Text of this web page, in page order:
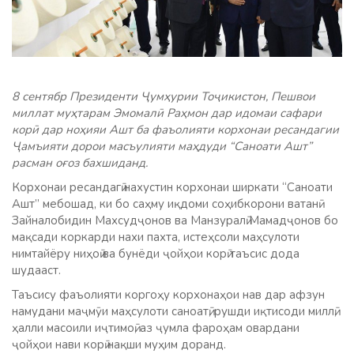
8 сентябр Президенти Ҷумҳурии Тоҷикистон, Пешвои
миллат муҳтарам Эмомалӣ Раҳмон дар идомаи сафари
корӣ дар ноҳияи Ашт ба фаъолияти корхонаи ресандагии
Ҷамъияти дорои масъулияти маҳдуди “Саноати Ашт”
расман оғоз бахшиданд.
Корхонаи ресандагӣ нахустин корхонаи ширкати “Саноати
Ашт” мебошад, ки бо саҳму иқдоми соҳибкорони ватанӣ
Зайналобидин Махсудҷонов ва Манзуралӣ Мамадҷонов бо
мақсади коркарди нахи пахта, истеҳсоли маҳсулоти
нимтайёру ниҳоӣ ва бунёди ҷойҳои корӣ таъсис дода
шудааст.
Таъсису фаъолияти коргоҳу корхонаҳои нав дар афзун
намудани маҷмӯи маҳсулоти саноатӣ, рушди иқтисоди миллӣ,
ҳалли масоили иҷтимоӣ, аз ҷумла фароҳам овардани
ҷойҳои нави корӣ нақши муҳим доранд.